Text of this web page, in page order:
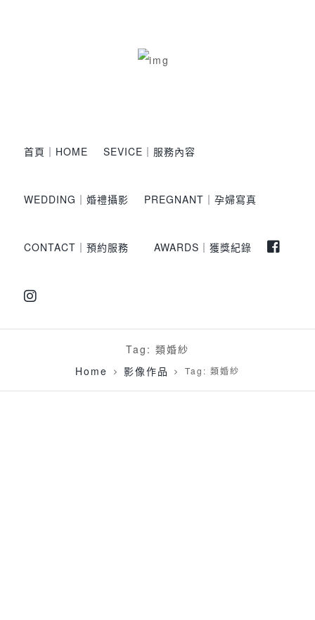
首頁｜HOME SEVICE｜服務內容
WEDDING｜婚禮攝影 PREGNANT｜孕婦寫真
CONTACT｜預約服務 AWARDS｜獲獎紀錄
Tag: 類婚紗
Home
影像作品 Tag: 類婚紗